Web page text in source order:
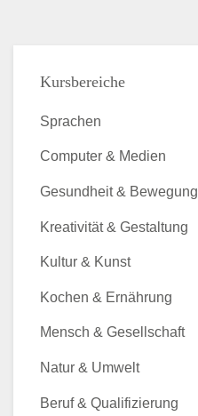
Kursbereiche
Sprachen
Computer & Medien
Gesundheit & Bewegung
Kreativität & Gestaltung
Kultur & Kunst
Kochen & Ernährung
Mensch & Gesellschaft
Natur & Umwelt
Beruf & Qualifizierung